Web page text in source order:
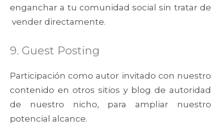
enganchar a tu comunidad social sin tratar de
vender directamente.
9. Guest Posting
Participación como autor invitado con nuestro
contenido en otros sitios y blog de autoridad
de nuestro nicho, para ampliar nuestro
potencial alcance.